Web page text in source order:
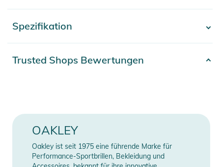
Reißverschlussöffnungen mit Mesh sorgen für
bedarfsgerechte Kühlung.
Eigenschaften:
- Verstellbarer Helm - kompatible Kapuze
- Wasserdichter Hauptreißverschluss
- Belüftungsöffnungen mit Mesh
- Wasserdichte Tasche mit Reißverschluss
Spezifikation
Farbe green
Trusted Shops Bewertungen
OAKLEY
Oakley ist seit 1975 eine führende Marke für
Performance-Sportbrillen, Bekleidung und